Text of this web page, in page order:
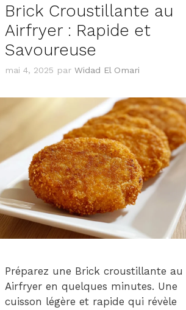
Brick Croustillante au
Airfryer : Rapide et
Savoureuse
mai 4, 2025 par Widad El Omari
Préparez une Brick croustillante au
Airfryer en quelques minutes. Une
cuisson légère et rapide qui révèle